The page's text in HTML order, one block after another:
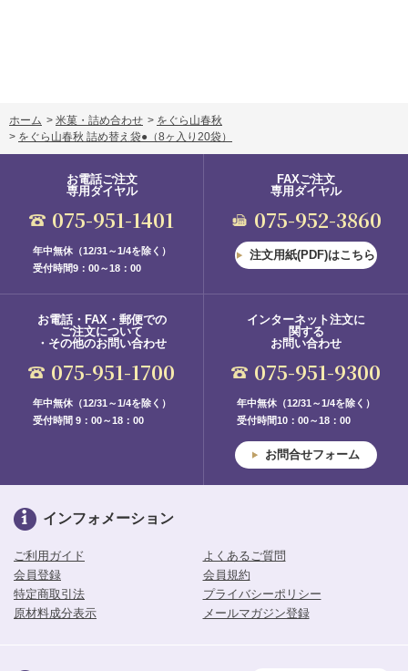
ホーム > 米菓・詰め合わせ > をぐら山春秋
> をぐら山春秋 詰め替え袋● （8ヶ入り20袋）
お電話ご注文
専用ダイヤル
075-951-1401
年中無休（12/31～1/4を除く）
受付時間9：00～18：00
FAXご注文
専用ダイヤル
075-952-3860
注文用紙(PDF)はこちら
お電話・FAX・郵便での
ご注文について
・その他のお問い合わせ
075-951-1700
年中無休（12/31～1/4を除く）
受付時間 9：00～18：00
インターネット注文に
関する
お問い合わせ
075-951-9300
年中無休（12/31～1/4を除く）
受付時間10：00～18：00
お問合せフォーム
インフォメーション
ご利用ガイド
よくあるご質問
会員登録
会員規約
特定商取引法
プライバシーポリシー
原材料成分表示
メールマガジン登録